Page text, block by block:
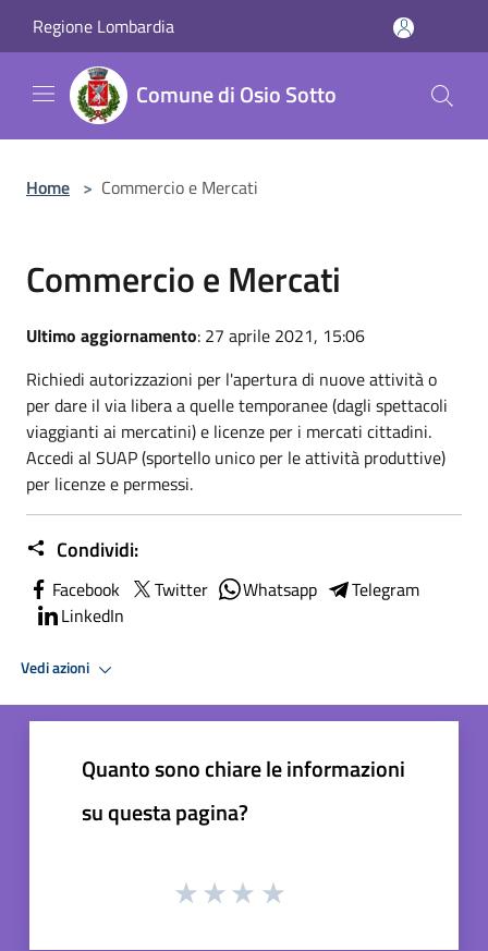
Regione Lombardia
Comune di Osio Sotto
Home > Commercio e Mercati
Commercio e Mercati
Ultimo aggiornamento: 27 aprile 2021, 15:06
Richiedi autorizzazioni per l'apertura di nuove attività o
per dare il via libera a quelle temporanee (dagli spettacoli
viaggianti ai mercatini) e licenze per i mercati cittadini.
Accedi al SUAP (sportello unico per le attività produttive)
per licenze e permessi.
Condividi:
Facebook Twitter Whatsapp
Telegram
LinkedIn
Vedi azioni
Quanto sono chiare le informazioni
su questa pagina?